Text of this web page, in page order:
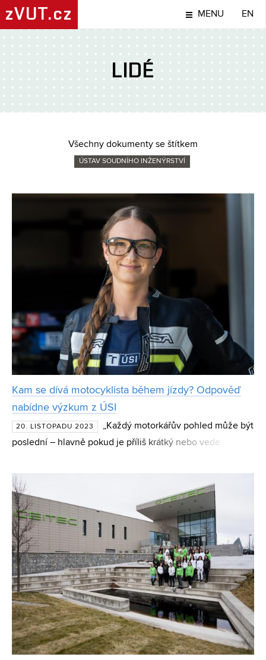
zVUT.cz MENU EN
LIDÉ
Všechny dokumenty se štítkem
ÚSTAV SOUDNÍHO INŽENÝRSTVÍ
Kam se dívá motocyklista během jízdy? Odpověď
nabídne výzkum z ÚSI
20. LISTOPADU 2023
„Každý motorkářův pohled může být
poslední – hlavně pokud je příliš krátký nebo vede
Denisa Vaňková z Ústavu soudního inženýrství VUT. Auta
a motor